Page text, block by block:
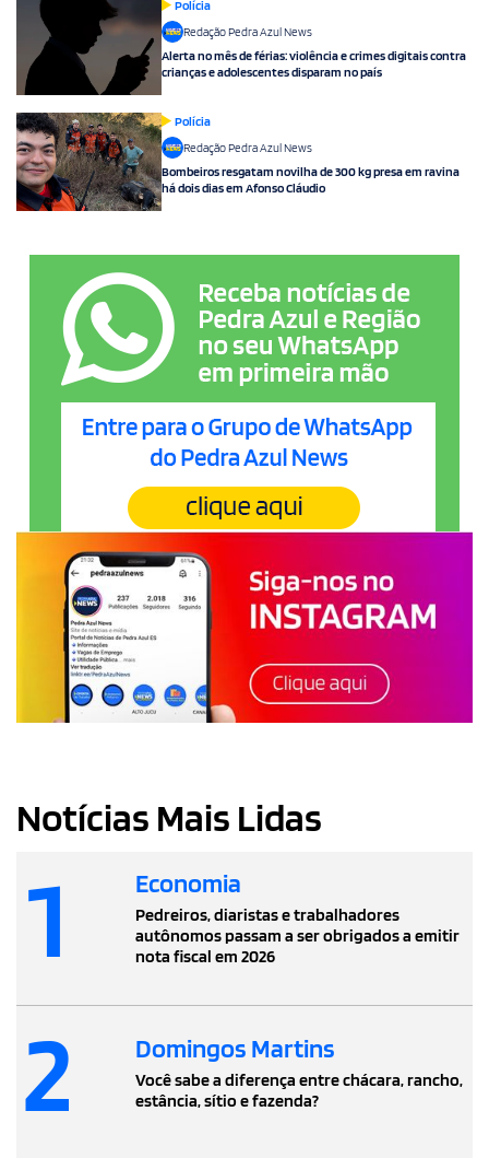
Polícia
Redação Pedra Azul News
Alerta no mês de férias: violência e crimes digitais contra
crianças e adolescentes disparam no país
Polícia
Redação Pedra Azul News
Bombeiros resgatam novilha de 300 kg presa em ravina
há dois dias em Afonso Cláudio
Notícias Mais Lidas
1 Economia
Pedreiros, diaristas e trabalhadores
autônomos passam a ser obrigados a emitir
nota fiscal em 2026
2 Domingos Martins
Você sabe a diferença entre chácara, rancho,
estância, sítio e fazenda?